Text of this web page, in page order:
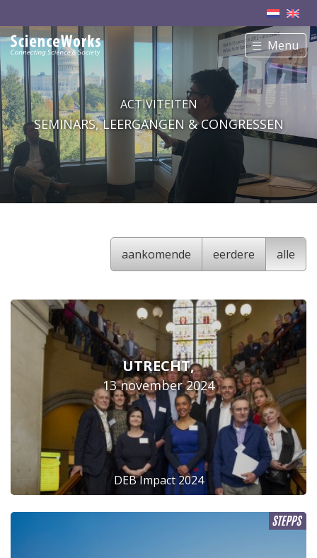
Menu
ACTIVITEITEN
SEMINARS, LEERGANGEN & CONGRESSEN
aankomende eerdere alle
UTRECHT,
13 november 2024
DEB Impact 2024